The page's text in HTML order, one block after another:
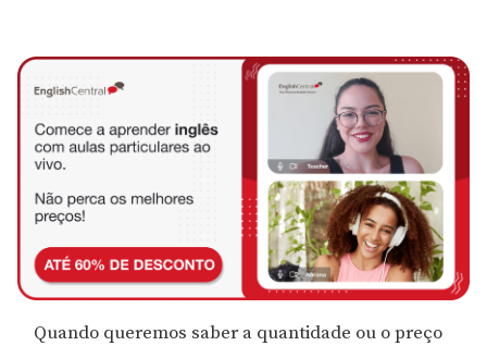
Quando queremos saber a quantidade ou o preço